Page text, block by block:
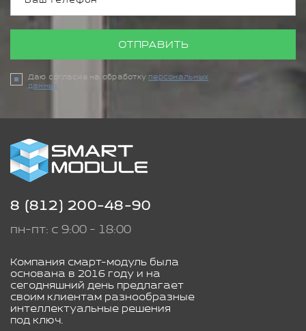
ОТПРАВИТЬ
Даю согласие на обработку персональных
данных
8 (812) 200-48-90
пн-пт: с 9:00 - 18:00
Компания смарт-модуль была
основана в 2016 году и на
сегодняшний день предлагает
своим клиентам разнообразные
интеллектуальные решения
под ключ.